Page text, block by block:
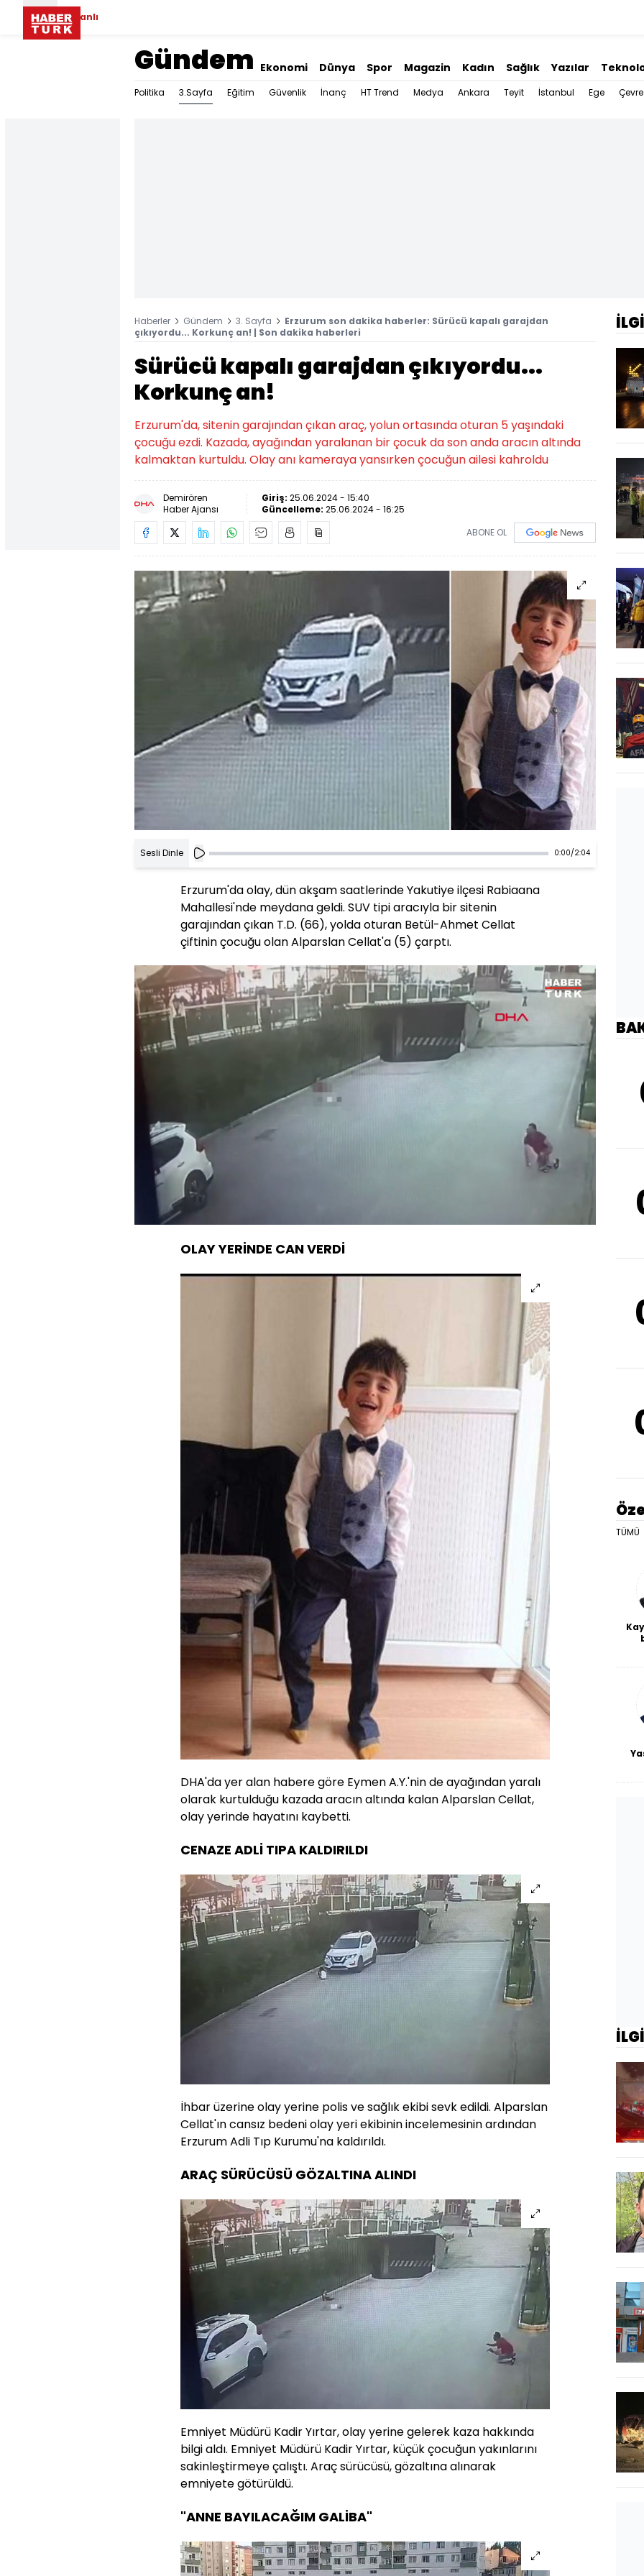
Canlı
Gündem Ekonomi Dünya Spor Magazin Kadın Sağlık Yazılar
Politika 3.Sayfa Eğitim Güvenlik İnanç HT Trend Medya Ankara Teyit İstanbul Ege Çevre
Haberler Gündem 3. Sayfa
Erzurum son dakika haberler: Sürücü kapalı garajdan
çıkıyordu... Korkunç an! | Son dakika haberleri
Sürücü kapalı garajdan çıkıyordu...
Korkunç an!
Erzurum'da, sitenin garajından çıkan araç, yolun ortasında oturan 5 yaşındaki
çocuğu ezdi. Kazada, ayağından yaralanan bir çocuk da son anda aracın altında
kalmaktan kurtuldu. Olay anı kameraya yansırken çocuğun ailesi kahroldu
Demirören
Haber Ajansı
Giriş: 25.06.2024 - 15:40
Güncelleme: 25.06.2024 - 16:25
ABONE OL
Sesli Dinle 0:00/2:04
Erzurum'da olay, dün akşam saatlerinde Yakutiye ilçesi Rabiaana
Mahallesi'nde meydana geldi. SUV tipi aracıyla bir sitenin
garajından çıkan T.D. (66), yolda oturan Betül-Ahmet Cellat
çiftinin çocuğu olan Alparslan Cellat'a (5) çarptı.
Sesi
Aç
Hızı
OLAY YERİNDE CAN VERDİ
DHA'da yer alan habere göre Eymen A.Y.'nin de ayağından yaralı
olarak kurtulduğu kazada aracın altında kalan Alparslan Cellat,
olay yerinde hayatını kaybetti.
CENAZE ADLİ TIPA KALDIRILDI
İhbar üzerine olay yerine polis ve sağlık ekibi sevk edildi. Alparslan
Cellat'ın cansız bedeni olay yeri ekibinin incelemesinin ardından
Erzurum Adli Tıp Kurumu'na kaldırıldı.
ARAÇ SÜRÜCÜSÜ GÖZALTINA ALINDI
Emniyet Müdürü Kadir Yırtar, olay yerine gelerek kaza hakkında
bilgi aldı. Emniyet Müdürü Kadir Yırtar, küçük çocuğun yakınlarını
sakinleştirmeye çalıştı. Araç sürücüsü, gözaltına alınarak
emniyete götürüldü.
"ANNE BAYILACAĞIM GALİBA"
TÜMÜ